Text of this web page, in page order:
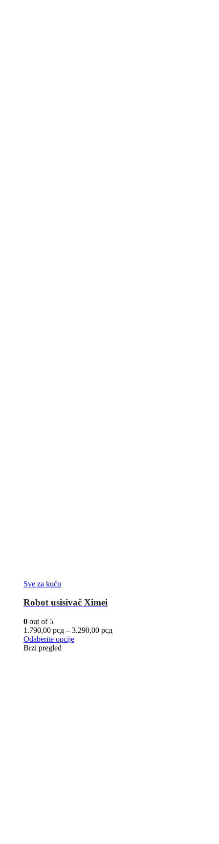
Sve za kuću
Robot usisivač Ximei
0 out of 5
1.790,00 рсд – 3.290,00 рсд
Odaberite opcije
Brzi pregled